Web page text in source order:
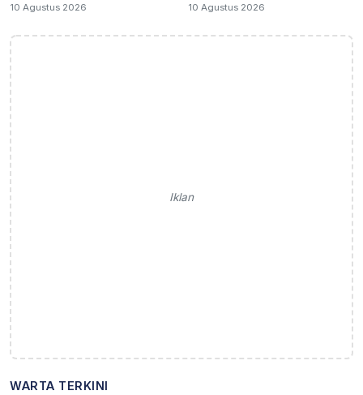
10 Agustus 2026 10 Agustus 2026
Iklan
WARTA TERKINI